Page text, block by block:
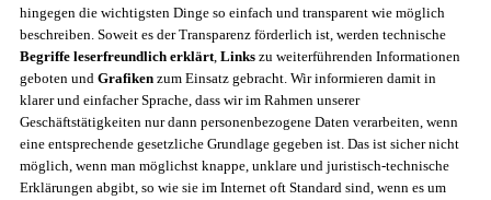
hingegen die wichtigsten Dinge so einfach und transparent wie möglich
beschreiben. Soweit es der Transparenz förderlich ist, werden technische
Begriffe leserfreundlich erklärt, Links zu weiterführenden Informationen
geboten und Grafiken zum Einsatz gebracht. Wir informieren damit in
klarer und einfacher Sprache, dass wir im Rahmen unserer
Geschäftstätigkeiten nur dann personenbezogene Daten verarbeiten, wenn
eine entsprechende gesetzliche Grundlage gegeben ist. Das ist sicher nicht
möglich, wenn man möglichst knappe, unklare und juristisch-technische
Erklärungen abgibt, so wie sie im Internet oft Standard sind, wenn es um